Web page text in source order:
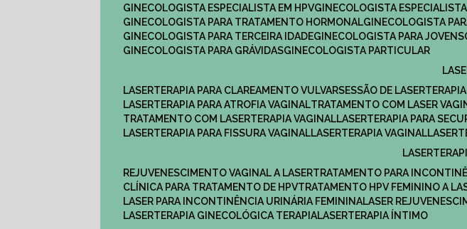
GINECOLOGISTA ESPECIALISTA EM HPV
GINECOLOGISTA
GINECOLOGISTA PARA TRATAMENTO HORMONAL
GINECOLOGISTA
GINECOLOGISTA PARA TERCEIRA IDADE
GINECOLOGISTA PARA JOVENS
GINECOLOGISTA PARA GRÁVIDAS
GINECOLOGISTA PARTICULAR
LASERTERAPIA PARA CLAREAMENTO VULVAR
SESSÃO DE
LASERTERAPIA PARA ATROFIA VAGINAL
TRATAMENTO COM LASER
TRATAMENTO COM LASERTERAPIA​ VAGINAL LASERTERAPIA PARA
LASERTERAPIA PARA FISSURA VAGINAL​ LASERTERAPIA VAGINAL​
REJUVENESCIMENTO VAGINAL A LASER
TRATAMENTO PARA
CLÍNICA PARA TRATAMENTO DE HPV
TRATAMENTO HPV FEMININO A
LASER PARA INCONTINÊNCIA URINÁRIA FEMININA LASER
LASERTERAPIA GINECOLÓGICA TERAPIA LASERTERAPIA ÍNTIMO